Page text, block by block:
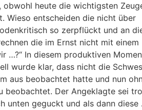
obwohl heute die wichtigsten
Wieso entscheiden die nicht über
so zerpflückt und an
die im Ernst nicht mit einem
…?“ In diesem produktiven
wurde klar, dass nicht die
aus beobachtet hatte und nun
beobachtet. Der Angeklagte sei
unten geguckt und als dann diese